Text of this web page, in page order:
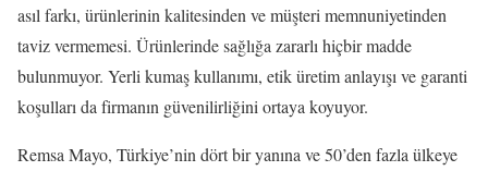
asıl farkı, ürünlerinin kalitesinden ve müşteri memnuniyetinden
taviz vermemesi. Ürünlerinde sağlığa zararlı hiçbir madde
bulunmuyor. Yerli kumaş kullanımı, etik üretim anlayışı ve garanti
koşulları da firmanın güvenilirliğini ortaya koyuyor.
Remsa Mayo, Türkiye’nin dört bir yanına ve 50’den fazla ülkeye